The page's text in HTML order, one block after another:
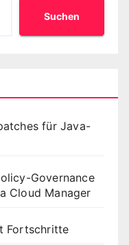
Suchen
für Java-
Governance
Cloud Manager
Fortschritte